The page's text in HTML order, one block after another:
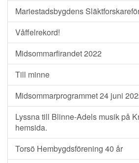
Mariestadsbygdens
Våffelrekord!
Midsommarfirandet 2022
Till minne
Midsommarprogrammet 24 juni
Lyssna till Blinne-Adels musik på
hemsida.
Torsö Hembygdsförening 40 år